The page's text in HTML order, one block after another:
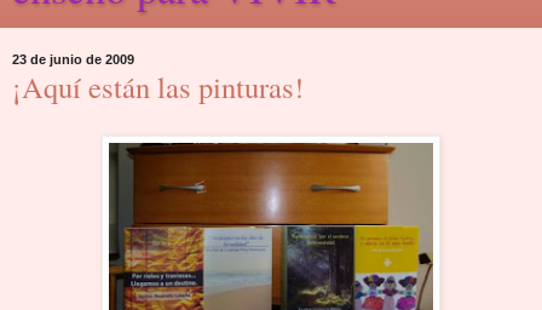
23 de junio de 2009
¡Aquí están las pinturas!